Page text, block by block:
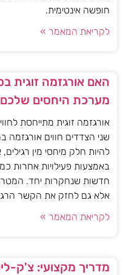
חופשה אינטימית.
לקריאת המאמר »
האם אורגזמה זוגית
מערכת היחסים
אורגזמה זוגית מתייחסת
שני הצדדים חווים אורגזמה
להיות חלק מיחסי מין
באמצעות פעילויות אחרות
חדשות שנחקרות יחד.
אלא גם לחזק את הקשר הרגשי
לקריאת המאמר »
מדריך מקצועי: צ'ק-